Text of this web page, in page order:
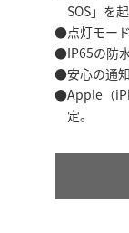
SOS」を
点灯モー
IP65の防
安心の通
Apple（
定。